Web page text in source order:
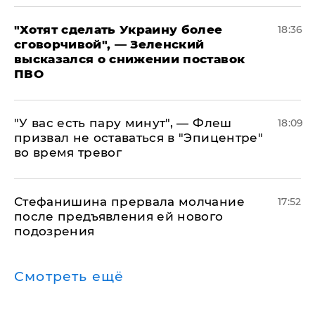
​"Хотят сделать Украину более
сговорчивой", — Зеленский
высказался о снижении поставок
ПВО
18:36
​"У вас есть пару минут", — Флеш
призвал не оставаться в "Эпицентре"
во время тревог
18:09
Стефанишина прервала молчание
после предъявления ей нового
подозрения
17:52
Смотреть ещё